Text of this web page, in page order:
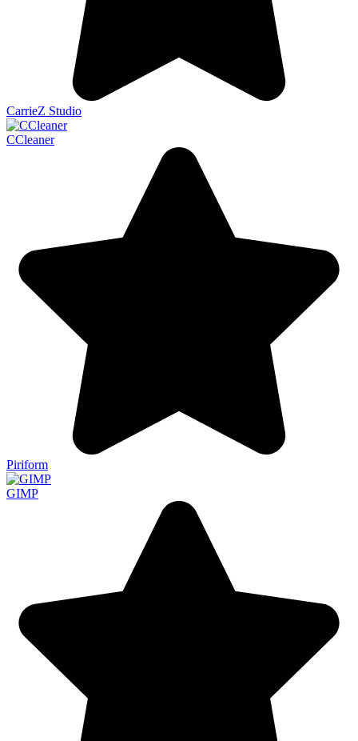
CarrieZ Studio
CCleaner
Piriform
GIMP